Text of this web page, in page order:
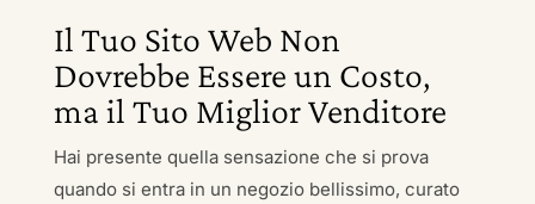
Il Tuo Sito Web Non
Dovrebbe Essere un Costo,
ma il Tuo Miglior Venditore
Hai presente quella sensazione che si prova
quando si entra in un negozio bellissimo, curato